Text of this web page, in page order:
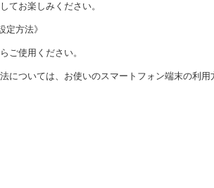
てお楽しみください。
定方法》
ご使用ください。
については、お使いのスマートフォン端末の利用